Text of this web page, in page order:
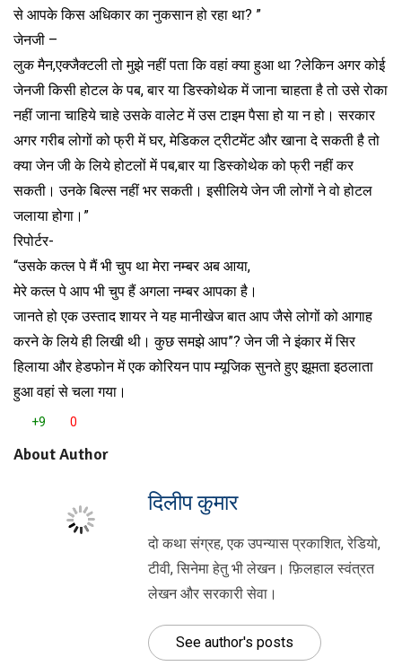
से आपके किस अधिकार का नुकसान हो रहा था? ”
जेनजी –
लुक मैन,एक्जैक्टली तो मुझे नहीं पता कि वहां क्या हुआ था ?लेकिन अगर कोई
जेनजी किसी होटल के पब, बार या डिस्कोथेक में जाना चाहता है तो उसे रोका
नहीं जाना चाहिये चाहे उसके वालेट में उस टाइम पैसा हो या न हो। सरकार
अगर गरीब लोगों को फ्री में घर, मेडिकल ट्रीटमेंट और खाना दे सकती है तो
क्या जेन जी के लिये होटलों में पब,बार या डिस्कोथेक को फ्री नहीं कर
सकती। उनके बिल्स नहीं भर सकती। इसीलिये जेन जी लोगों ने वो होटल
जलाया होगा।”
रिपोर्टर-
“उसके कत्ल पे मैं भी चुप था मेरा नम्बर अब आया,
मेरे कत्ल पे आप भी चुप हैं अगला नम्बर आपका है।
जानते हो एक उस्ताद शायर ने यह मानीखेज बात आप जैसे लोगों को आगाह
करने के लिये ही लिखी थी। कुछ समझे आप”? जेन जी ने इंकार में सिर
हिलाया और हेडफोन में एक कोरियन पाप म्यूजिक सुनते हुए झूमता इठलाता
हुआ वहां से चला गया।
+9 0
About Author
दिलीप कुमार
दो कथा संग्रह, एक उपन्यास प्रकाशित, रेडियो,
टीवी, सिनेमा हेतु भी लेखन। फ़िलहाल स्वंत्रत
लेखन और सरकारी सेवा।
See author's posts